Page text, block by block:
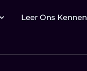
Leer Ons Kennen